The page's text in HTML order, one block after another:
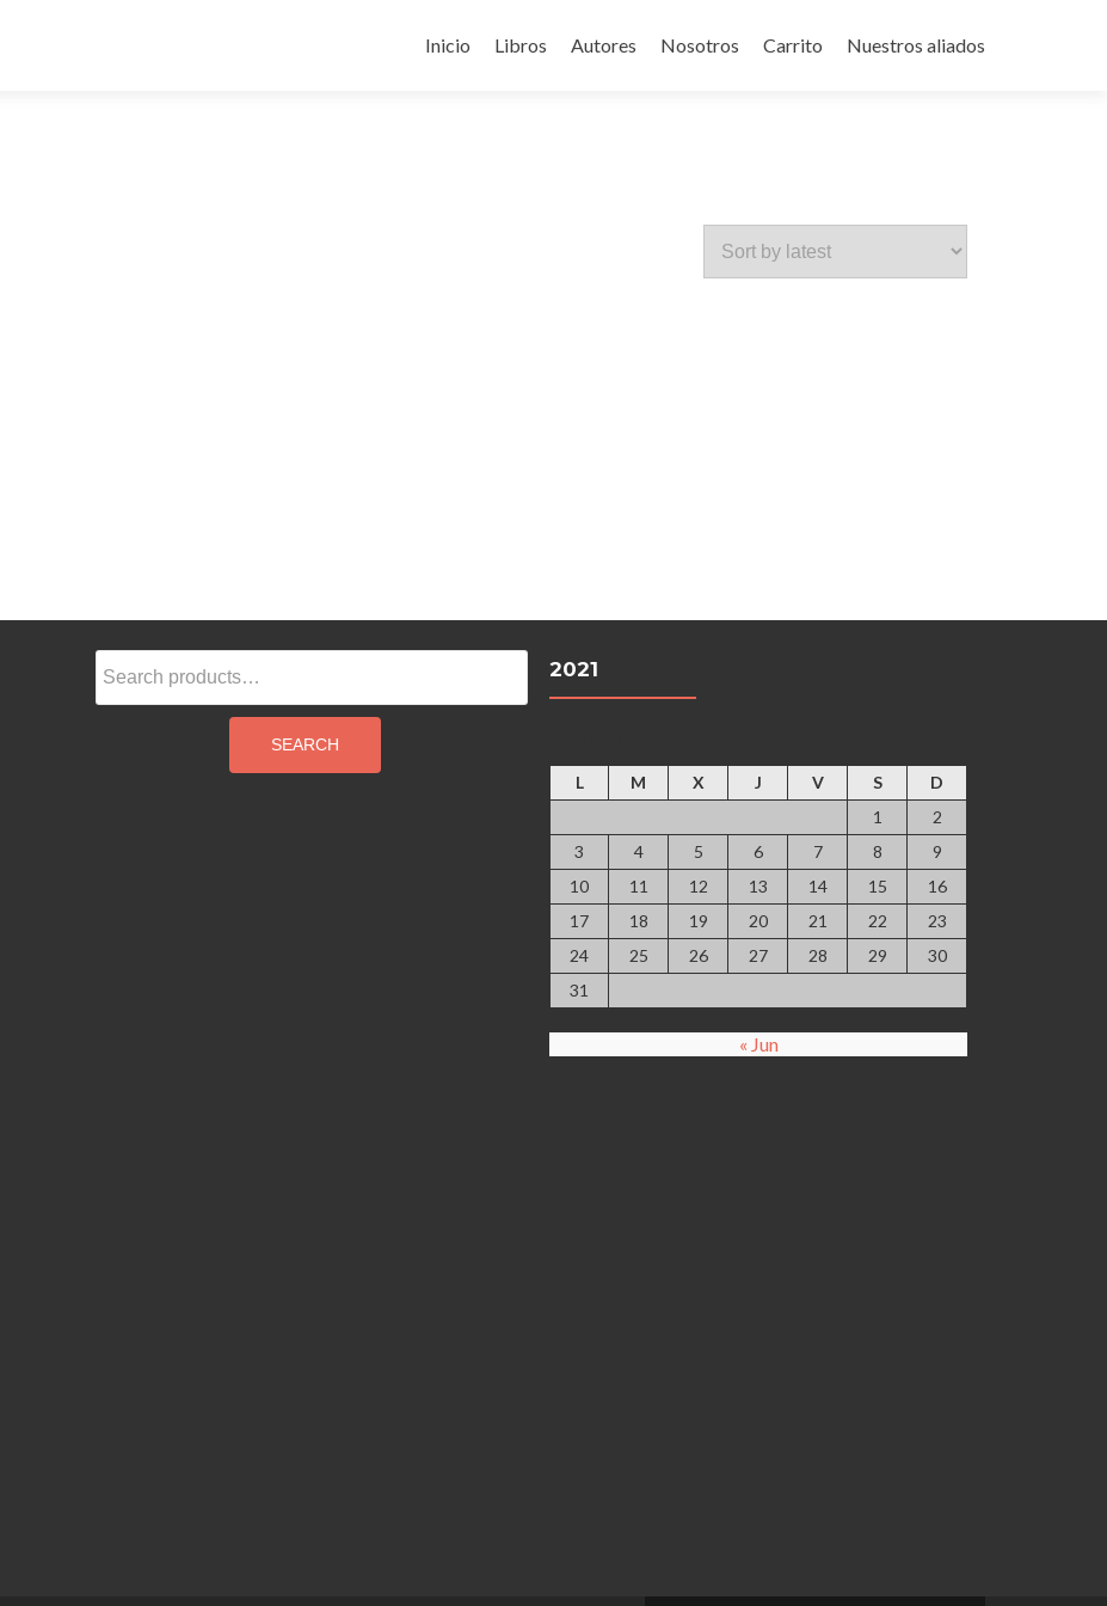
to
Inicio Libros Autores Nosotros Carrito Nuestros aliados
Search
for:
SEARCH
2021
L M X J V S
D
1
2
3
4 5 6 7 8
9
10
11 12 13 14 15
16
17
18 19 20 21 22
23
24
25 26 27 28 29
30
31
« Jun